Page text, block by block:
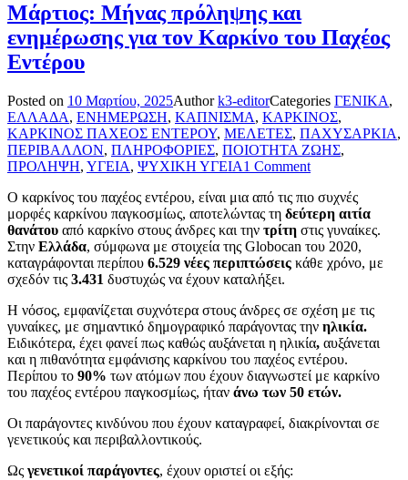
Μάρτιος: Μήνας πρόληψης και
ενημέρωσης για τον Καρκίνο του Παχέος
Εντέρου
Posted on 10 Μαρτίου, 2025Authork3-editorCategories ΓΕΝΙΚΑ,
ΕΛΛΑΔΑ, ΕΝΗΜΕΡΩΣΗ, ΚΑΠΝΙΣΜΑ, ΚΑΡΚΙΝΟΣ,
ΚΑΡΚΙΝΟΣ ΠΑΧΕΟΣ ΕΝΤΕΡΟΥ, ΜΕΛΕΤΕΣ, ΠΑΧΥΣΑΡΚΙΑ,
ΠΕΡΙΒΑΛΛΟΝ, ΠΛΗΡΟΦΟΡΙΕΣ, ΠΟΙΟΤΗΤΑ ΖΩΗΣ,
ΠΡΟΛΗΨΗ, ΥΓΕΙΑ, ΨΥΧΙΚΗ ΥΓΕΙΑ1 Comment
Ο καρκίνος του παχέος εντέρου, είναι μια από τις πιο συχνές
μορφές καρκίνου παγκοσμίως, αποτελώντας τη δεύτερη αιτία
θανάτου από καρκίνο στους άνδρες και την τρίτη στις γυναίκες.
Στην Ελλάδα, σύμφωνα με στοιχεία της Globocan του 2020,
καταγράφονται περίπου 6.529 νέες περιπτώσεις κάθε χρόνο, με
σχεδόν τις 3.431 δυστυχώς να έχουν καταλήξει.
Η νόσος, εμφανίζεται συχνότερα στους άνδρες σε σχέση με τις
γυναίκες, με σημαντικό δημογραφικό παράγοντας την ηλικία.
Ειδικότερα, έχει φανεί πως καθώς αυξάνεται η ηλικία, αυξάνεται
και η πιθανότητα εμφάνισης καρκίνου του παχέος εντέρου.
Περίπου το 90% των ατόμων που έχουν διαγνωστεί με καρκίνο
του παχέος εντέρου παγκοσμίως, ήταν άνω των 50 ετών.
Οι παράγοντες κινδύνου που έχουν καταγραφεί, διακρίνονται σε
γενετικούς και περιβαλλοντικούς.
Ως γενετικοί παράγοντες, έχουν οριστεί οι εξής: